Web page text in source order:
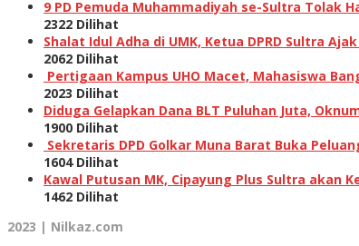
9 PD Pemuda Muhammadiyah se-Sultra Tolak
2322 Dilihat
Shalat Idul Adha di UMK, Ketua DPRD Sultra
2062 Dilihat
Pertigaan Kampus UHO Macet, Mahasiswa
2023 Dilihat
Diduga Gelapkan Dana BLT Puluhan Juta,
1900 Dilihat
Sekretaris DPD Golkar Muna Barat Buka
1604 Dilihat
Kawal Putusan MK, Cipayung Plus Sultra akan
1462 Dilihat
2023 | Nilkaz.com